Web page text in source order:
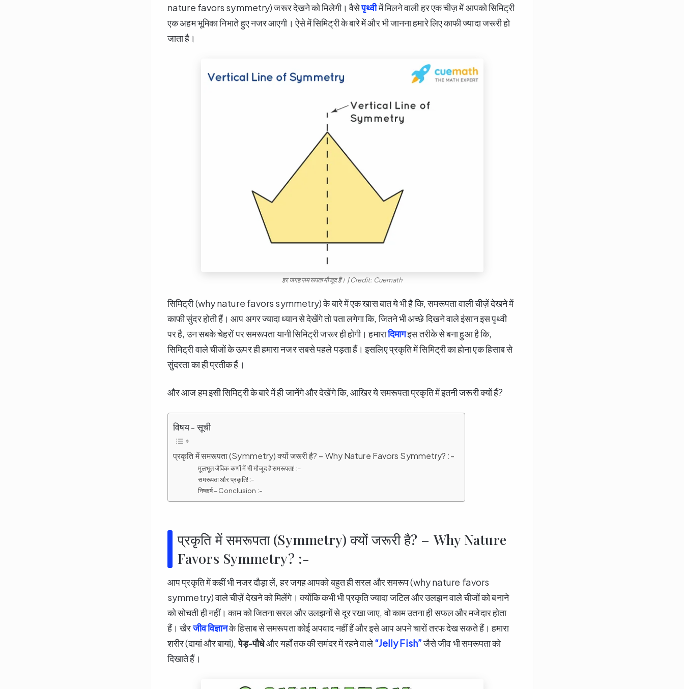
nature favors symmetry) जरूर देखने को मिलेगी। वैसेपृथ्वीमें मिलने वाली हर एक चीज़ में आपको सिमिट्री
एक अहम भूमिका निभाते हुए नजर आएगी। ऐसे में सिमिट्री के बारे में और भी जानना हमारे लिए काफी ज्यादा जरूरी हो
जाता है।
हर जगह समरूपता मौजूद हैं। | Credit: Cuemath
सिमिट्री (why nature favors symmetry) के बारे में एक खास बात ये भी है कि, समरूपता वाली चीज़ें देखने में
काफी सुंदर होती हैं। आप अगर ज्यादा ध्यान से देखेंगे तो पता लगेगा कि, जितने भी अच्छे दिखने वाले इंसान इस पृथ्वी
पर है, उन सबके चेहरों पर समरूपता यानी सिमिट्री जरूर ही होगी। हमारादिमागइस तरीके से बना हुआ है कि,
सिमिट्री वाले चीजों के ऊपर ही हमारा नजर सबसे पहले पड़ता हैं। इसलिए प्रकृति में सिमिट्री का होना एक हिसाब से
सुंदरता का ही प्रतीक हैं।
और आज हम इसी सिमिट्री के बारे में ही जानेंगे और देखेंगे कि, आखिर ये समरूपता प्रकृति में इतनी जरूरी क्यों हैं?
विषय - सूची
प्रकृति में समरूपता (Symmetry) क्यों जरूरी है? – Why Nature Favors Symmetry? :-
मूलभूत जैविक कणों में भी मौजूद है समरूपता! :-
समरूपता और प्रकृति! :-
निष्कर्ष – Conclusion :-
प्रकृति में समरूपता (Symmetry) क्यों जरूरी है? – Why Nature
Favors Symmetry? :-
आप प्रकृति में कहीं भी नजर दौड़ा लें, हर जगह आपको बहुत ही सरल और समरूप (why nature favors
symmetry) वाले चीज़ें देखने को मिलेंगे। क्योंकि कभी भी प्रकृति ज्यादा जटिल और उलझन वाले चीजों को बनाने
को सोचती ही नहीं। काम को जितना सरल और उलझनों से दूर रखा जाए, वो काम उतना ही सफल और मजेदार होता
हैं। खैरजीव विज्ञानके हिसाब से समरूपता कोई अपवाद नहीं हैं और इसे आप अपने चारों तरफ देख सकते हैं। हमारा
शरीर (दायां और बायां),पेड़-पौधेऔर यहाँ तक की समंदर में रहने वाले“Jelly Fish”जैसे जीव भी समरूपता को
दिखाते हैं।